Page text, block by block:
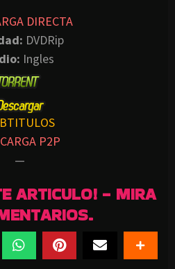
DIRECTA
DVDRip
Ingles
P2P
—
ARTICULO! - MIRA